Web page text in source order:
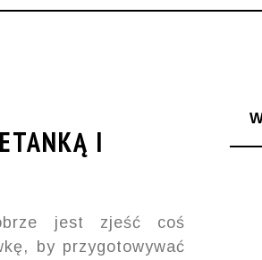
I
jest zjeść coś
by przygotowywać